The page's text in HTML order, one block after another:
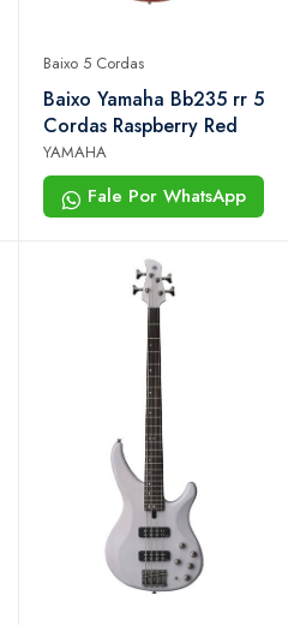
Baixo 5 Cordas
Baixo Yamaha Bb235 rr 5
Cordas Raspberry Red
YAMAHA
Fale Por WhatsApp